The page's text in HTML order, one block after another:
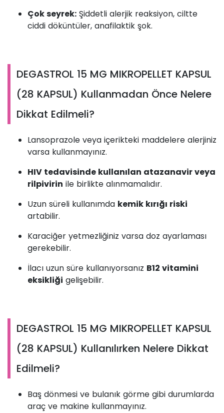
Çok seyrek: Şiddetli alerjik reaksiyon, ciltte
ciddi döküntüler, anafilaktik şok.
DEGASTROL 15 MG MIKROPELLET KAPSUL
(28 KAPSUL) Kullanmadan Önce Nelere
Dikkat Edilmeli?
Lansoprazole veya içerikteki maddelere alerjiniz
varsa kullanmayınız.
HIV tedavisinde kullanılan atazanavir veya
rilpivirin ile birlikte alınmamalıdır.
Uzun süreli kullanımda kemik kırığı riski
artabilir.
Karaciğer yetmezliğiniz varsa doz ayarlaması
gerekebilir.
İlacı uzun süre kullanıyorsanız B12 vitamini
eksikliği gelişebilir.
DEGASTROL 15 MG MIKROPELLET KAPSUL
(28 KAPSUL) Kullanılırken Nelere Dikkat
Edilmeli?
Baş dönmesi ve bulanık görme gibi durumlarda
araç ve makine kullanmayınız.